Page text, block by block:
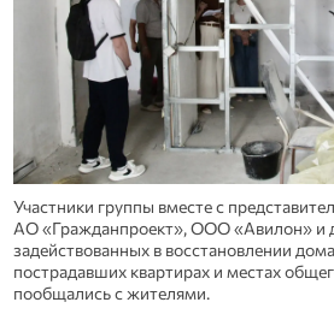
Участники группы вместе с
АО «Гражданпроект», ООО «Авилон» и
задействованных в восстановлении
пострадавших квартирах и местах
пообщались с жителями.